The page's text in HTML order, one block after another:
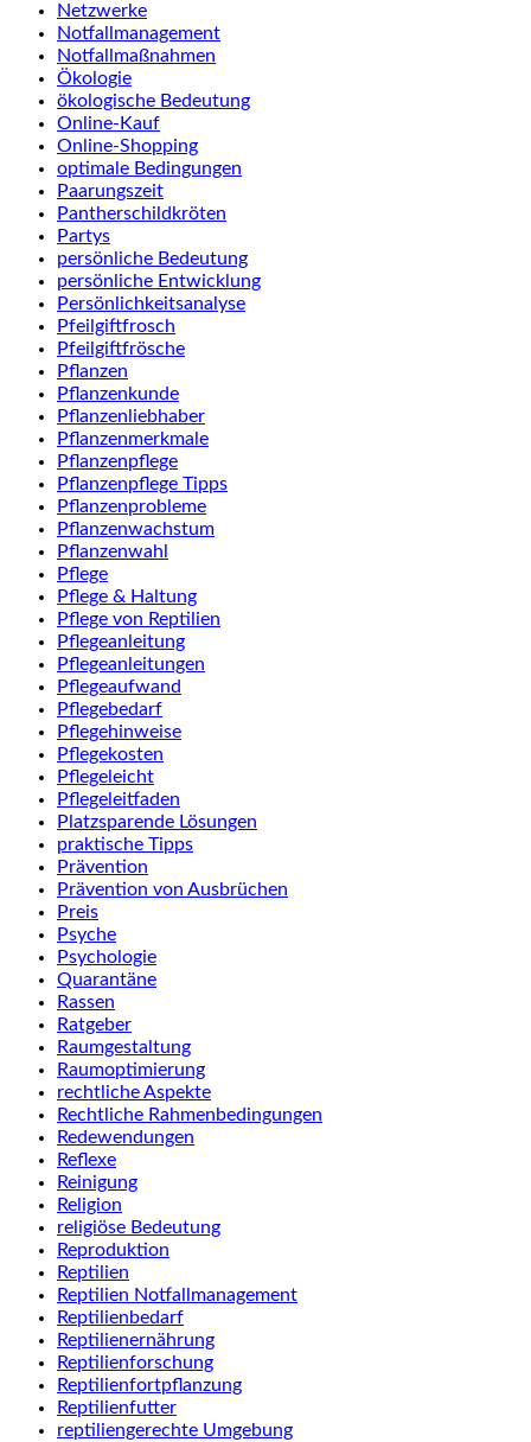
Netzwerke
Notfallmanagement
Notfallmaßnahmen
Ökologie
ökologische Bedeutung
Online-Kauf
Online-Shopping
optimale Bedingungen
Paarungszeit
Pantherschildkröten
Partys
persönliche Bedeutung
persönliche Entwicklung
Persönlichkeitsanalyse
Pfeilgiftfrosch
Pfeilgiftfrösche
Pflanzen
Pflanzenkunde
Pflanzenliebhaber
Pflanzenmerkmale
Pflanzenpflege
Pflanzenpflege Tipps
Pflanzenprobleme
Pflanzenwachstum
Pflanzenwahl
Pflege
Pflege & Haltung
Pflege von Reptilien
Pflegeanleitung
Pflegeanleitungen
Pflegeaufwand
Pflegebedarf
Pflegehinweise
Pflegekosten
Pflegeleicht
Pflegeleitfaden
Platzsparende Lösungen
praktische Tipps
Prävention
Prävention von Ausbrüchen
Preis
Psyche
Psychologie
Quarantäne
Rassen
Ratgeber
Raumgestaltung
Raumoptimierung
rechtliche Aspekte
Rechtliche Rahmenbedingungen
Redewendungen
Reflexe
Reinigung
Religion
religiöse Bedeutung
Reproduktion
Reptilien
Reptilien Notfallmanagement
Reptilienbedarf
Reptilienernährung
Reptilienforschung
Reptilienfortpflanzung
Reptilienfutter
reptiliengerechte Umgebung